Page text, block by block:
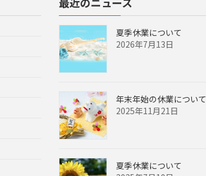
夏季休業について
2026年7月13日
年末年始の休業について
2025年11月21日
夏季休業について